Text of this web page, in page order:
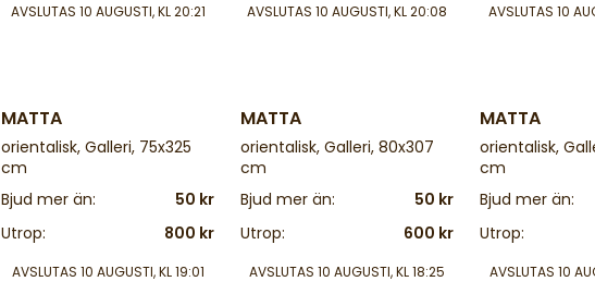
AVSLUTAS 10 AUGUSTI, KL 20:21 AVSLUTAS 10 AUGUSTI, KL 20:08 AVSLUTAS 10
MATTA
orientalisk, Galleri, 75x325
cm
Bjud mer än:
50 kr
Utrop:
800 kr
AVSLUTAS 10 AUGUSTI, KL 19:01
MATTA
orientalisk, Galleri, 80x307
cm
Bjud mer än:
50 kr
Utrop:
600 kr
AVSLUTAS 10 AUGUSTI, KL 18:25
MATTA
orientalisk,
cm
Bjud mer än:
Utrop:
AVSLUTAS 10